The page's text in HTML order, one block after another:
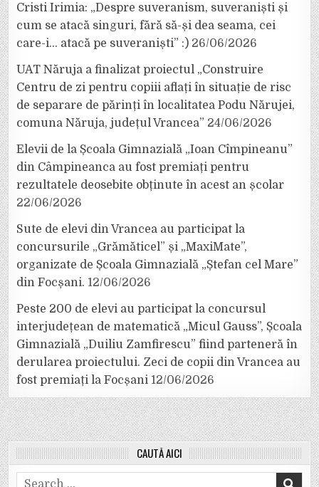
Cristi Irimia: „Despre suveranism, suveraniști și
cum se atacă singuri, fără să-și dea seama, cei
care-i… atacă pe suveraniști” :) 26/06/2026
UAT Năruja a finalizat proiectul „Construire
Centru de zi pentru copiii aflați în situație de risc
de separare de părinți în localitatea Podu Nărujei,
comuna Năruja, județul Vrancea” 24/06/2026
Elevii de la Școala Gimnazială „Ioan Cîmpineanu”
din Câmpineanca au fost premiați pentru
rezultatele deosebite obținute în acest an școlar
22/06/2026
Sute de elevi din Vrancea au participat la
concursurile „Grămăticel” și „MaxiMate”,
organizate de Școala Gimnazială „Ștefan cel Mare”
din Focșani. 12/06/2026
Peste 200 de elevi au participat la concursul
interjudețean de matematică „Micul Gauss”, Școala
Gimnazială „Duiliu Zamfirescu” fiind parteneră în
derularea proiectului. Zeci de copii din Vrancea au
fost premiați la Focșani 12/06/2026
CAUTĂ AICI
Search